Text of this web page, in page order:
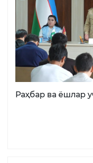
Раҳбар ва ёшлар